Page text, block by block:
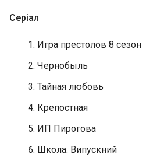
Серіал
Игра престолов 8 сезон
Чернобыль
Тайная любовь
Крепостная
ИП Пирогова
Школа. Випускний